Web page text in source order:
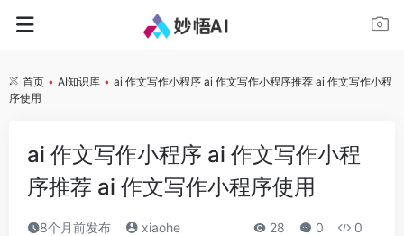
首页 • AI知识库 • ai 作文写作小程序 ai 作文写作小程序推荐 ai 作文写作小程
序使用
ai 作文写作小程序 ai 作文写作小程
序推荐 ai 作文写作小程序使用
8个月前发布 xiaohe 28 0 0